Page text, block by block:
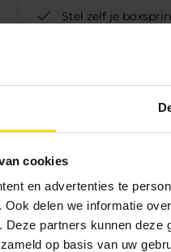
cookies
en advertenties te
delen we informatie
Deze partners kunnen
op basis van uw
Stel zelf je
4 tot 8